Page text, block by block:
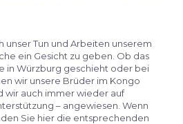
unser Tun und Arbeiten unserem
ein Gesicht zu geben. Ob das
in Würzburg geschieht oder bei
wir unsere Brüder im Kongo
wir auch immer wieder auf
– angewiesen. Wenn
Sie hier die entsprechenden